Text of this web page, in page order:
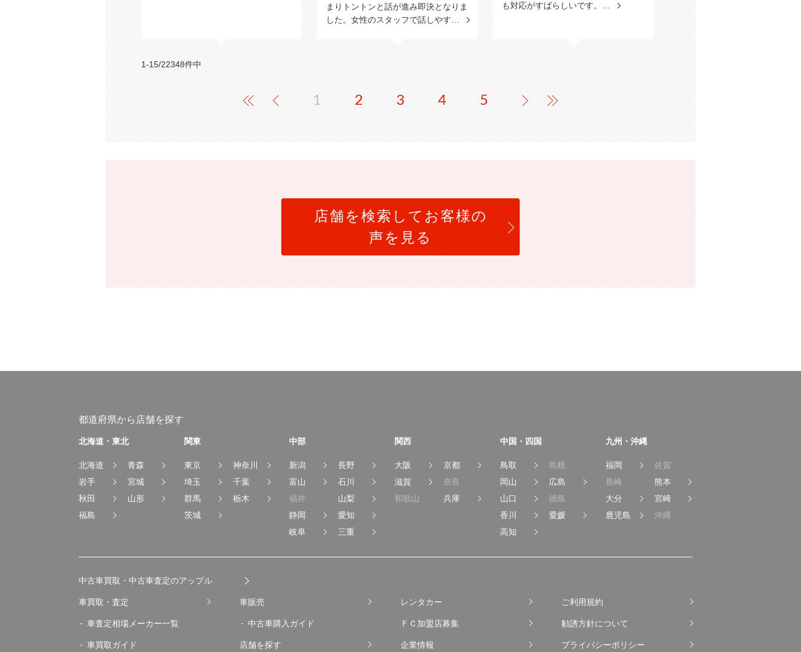
まりトントンと話が進み即決となりま
した。女性のスタッフで話しやす…
も対応がすばらしいです。…
1-15/22348件中
1 2 3 4 5
店舗を検索してお客様の
声を見る
都道府県から店舗を探す
北海道・東北
北海道
青森
岩手
宮城
秋田
山形
福島
関東
東京
神奈川
埼玉
千葉
群馬
栃木
茨城
中部
新潟
長野
富山
石川
福井
山梨
静岡
愛知
岐阜
三重
関西
大阪
京都
滋賀
奈良
和歌山
兵庫
中国・四国
鳥取
島根
岡山
広島
山口
徳島
香川
愛媛
高知
九州・沖縄
福岡
佐賀
長崎
熊本
大分
宮崎
鹿児島
沖縄
中古車買取・中古車査定のアップル
車買取・査定
車査定相場メーカー一覧
車買取ガイド
車販売
中古車購入ガイド
店舗を探す
レンタカー
ＦＣ加盟店募集
企業情報
ご利用規約
勧誘方針について
プライバシーポリシー